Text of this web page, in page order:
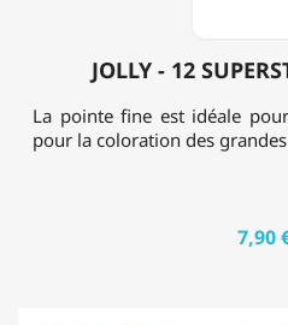
JOLLY - 12
La pointe fine est idéale
pour la coloration des
7,90